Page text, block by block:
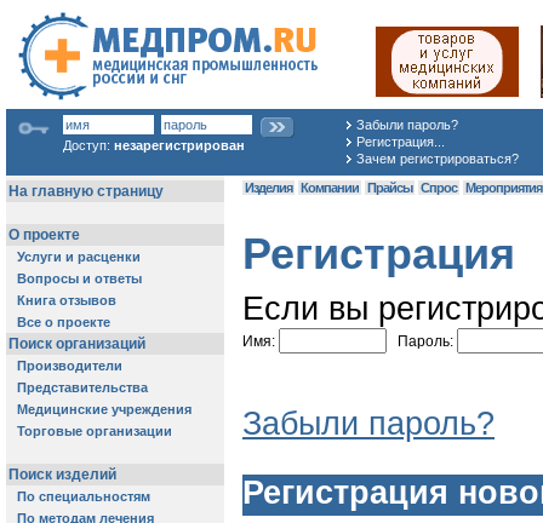
Доступ: незарегистрирован
Забыли пароль?
Регистрация...
Зачем регистрироваться?
Изделия Компании Прайсы Спрос Мероприятия
Регистрация
Если вы
Имя: Пароль:
Забыли пароль?
Регистрация